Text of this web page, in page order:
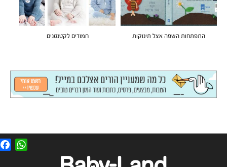
התפתחות השפה אצל תינוקות חמודים לקטנטנים
F
a
W
h